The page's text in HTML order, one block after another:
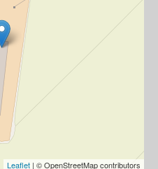
Leaflet | © OpenStreetMap contributors